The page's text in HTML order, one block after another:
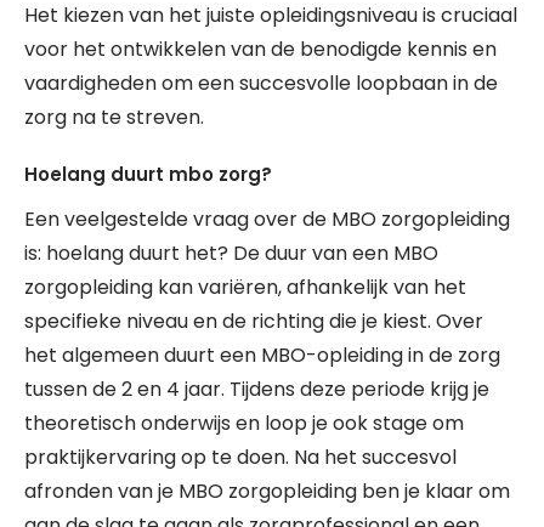
Het kiezen van het juiste opleidingsniveau is cruciaal
voor het ontwikkelen van de benodigde kennis en
vaardigheden om een succesvolle loopbaan in de
zorg na te streven.
Hoelang duurt mbo zorg?
Een veelgestelde vraag over de MBO zorgopleiding
is: hoelang duurt het? De duur van een MBO
zorgopleiding kan variëren, afhankelijk van het
specifieke niveau en de richting die je kiest. Over
het algemeen duurt een MBO-opleiding in de zorg
tussen de 2 en 4 jaar. Tijdens deze periode krijg je
theoretisch onderwijs en loop je ook stage om
praktijkervaring op te doen. Na het succesvol
afronden van je MBO zorgopleiding ben je klaar om